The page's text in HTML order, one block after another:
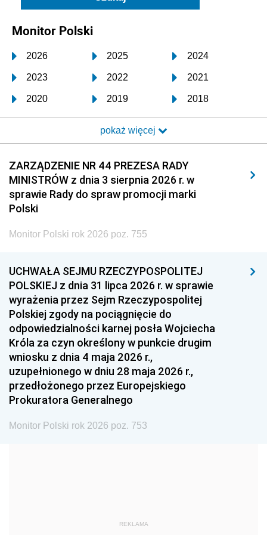
Monitor Polski
2026 2025 2024
2023 2022 2021
2020 2019 2018
2017 2016 2015
2014 2013 2012
2011 2010 2009
2008 2007 2006
2005
1996 1995 1994
1993 1992 1991
1990 1989
1987 1986 1985
1984 1983
1981 1980 1979
1978 1977
1975 1974
1959
pokaż więcej
ZARZĄDZENIE NR 44 PREZESA RADY
MINISTRÓW z dnia 3 sierpnia 2026 r. w
sprawie Rady do spraw promocji marki
Polski
Monitor Polski rok 2026 poz. 755
UCHWAŁA SEJMU RZECZYPOSPOLITEJ
POLSKIEJ z dnia 31 lipca 2026 r. w sprawie
wyrażenia przez Sejm Rzeczypospolitej
Polskiej zgody na pociągnięcie do
odpowiedzialności karnej posła Wojciecha
Króla za czyn określony w punkcie drugim
wniosku z dnia 4 maja 2026 r.,
uzupełnionego w dniu 28 maja 2026 r.,
przedłożonego przez Europejskiego
Prokuratora Generalnego
Monitor Polski rok 2026 poz. 753
REKLAMA